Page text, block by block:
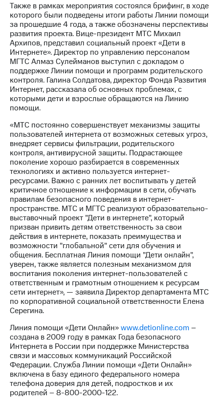
Пригласить
спикера
и акционерам
Корпоративное
управление
Корпоративный
секретарь
Раскрытие
акционерам
Документы
ПАО
"МТС"
Собрания
акционеров
Личный
кабинет
акционера
Акционерный
капитал
Контроль
и
аудит
Рынок
акций
Описание
Программа
приобретения
Порядок
акций
Дивиденды
Рынок
облигаций
Описание
Еврооблигации-2023
Уведомление
Также в рамках мероприятия состоялся брифинг, в ходе
которого были подведены итоги работы Линии помощи
за прошедшие 4 года, а также обозначены перспективы
развития проекта. Вице-президент МТС Михаил
Архипов, представил социальный проект «Дети в
Интернете». Директор по управлению персоналом
МГТС Алмаз Сулейманов выступил с докладом о
поддержке Линии помощи и программ родительского
контроля. Галина Солдатова, директор Фонда Развития
Интернет, рассказала об основных проблемах, с
которыми дети и взрослые обращаются на Линию
помощи.
«МТС постоянно совершенствует механизмы защиты
пользователей интернета от возможных сетевых угроз,
внедряет сервисы фильтрации, родительского
контроля, антивирусной защиты. Подрастающее
поколение хорошо разбирается в современных
технологиях и активно пользуется интернет-
ресурсами. Важно с ранних лет воспитывать у детей
критичное отношение к информации в сети, обучать
правилам безопасного поведения в интернет-
пространстве. МТС и МГТС реализуют образовательно-
выставочный проект ”Дети в интернете”, который
призван привить детям ответственность за свои
действия в интернете, показать преимущества и
возможности ”глобальной” сети для обучения и
общения. Бесплатная Линия помощи ”Дети онлайн”,
уверен, также является полезным механизмом для
воспитания поколения интернет-пользователей с
ответственным и грамотным отношением к ресурсам
сети интернет», — заявила Директор департамента МТС
по корпоративной социальной ответственности Елена
Серегина.
Линия помощи «Дети Онлайн»www.detionline.com–
создана в 2009 году в рамках Года безопасного
Интернета в России при поддержке Министерства
связи и массовых коммуникаций Российской
Федерации. Служба Линии помощи «Дети Онлайн»
включена в базу единого федерального номера
телефона доверия для детей, подростков и их
родителей – 8-800-2000-122.